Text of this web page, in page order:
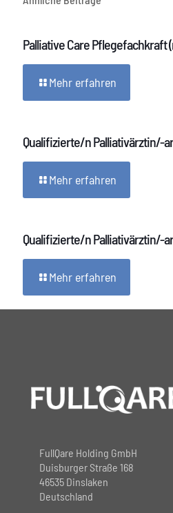
Palliative Care Pflegefachkraft
Mehr erfahren
Qualifizierte/n Palliativärztin/-
Mehr erfahren
Qualifizierte/n Palliativärztin/-
Mehr erfahren
FullQare Holding GmbH
Duisburger Straße 168
46535 Dinslaken
Deutschland